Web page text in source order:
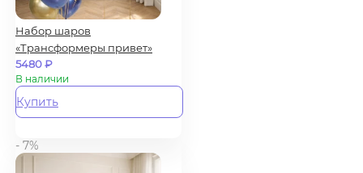
Набор шаров
«Трансформеры привет»
5480₽
В наличии
Купить
- 7%